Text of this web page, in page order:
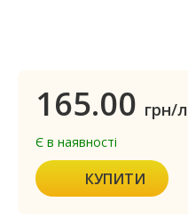
165.00 грн/л
Є в наявності
КУПИТИ